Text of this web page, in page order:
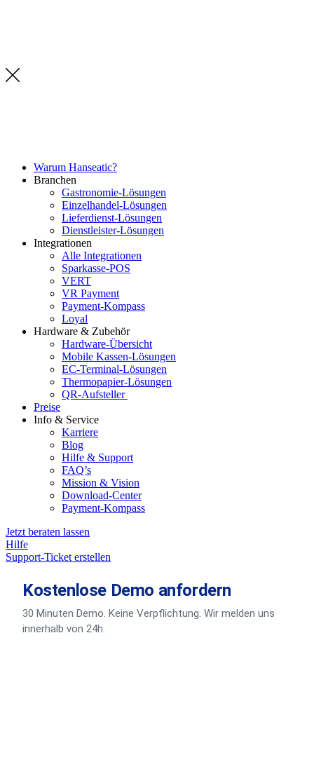
Warum Hanseatic?
Branchen
Gastronomie-Lösungen
Einzelhandel-Lösungen
Lieferdienst-Lösungen
Dienstleister-Lösungen
Integrationen
Alle Integrationen
Sparkasse-POS
VERT
VR Payment
Payment-Kompass
Loyal
Hardware & Zubehör
Hardware-Übersicht
Mobile Kassen-Lösungen
EC-Terminal-Lösungen
Thermopapier-Lösungen
QR-Aufsteller
Preise
Info & Service
Karriere
Blog
Hilfe & Support
FAQ’s
Mission & Vision
Download-Center
Payment-Kompass
Jetzt beraten lassen
Hilfe
Support-Ticket erstellen
Kostenlose Demo anfordern
30 Minuten Demo. Keine Verpflichtung. Wir melden uns
innerhalb von 24h.